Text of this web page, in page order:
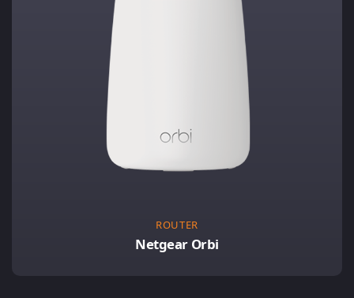
ROUTER
Netgear Orbi